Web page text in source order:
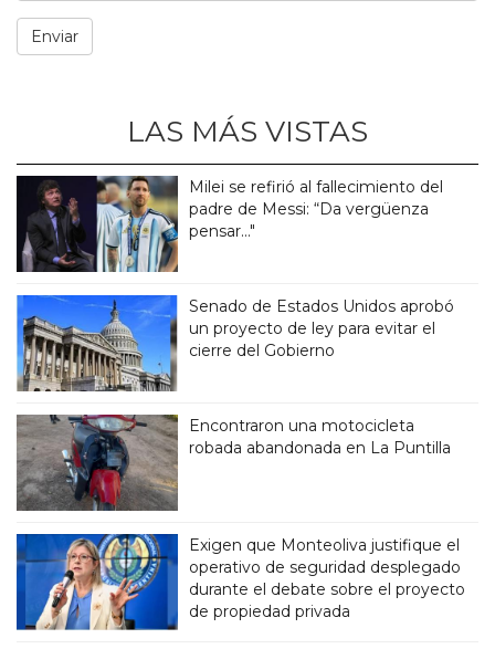
LAS MÁS VISTAS
Milei se refirió al fallecimiento del
padre de Messi: “Da vergüenza
pensar..."
Senado de Estados Unidos aprobó
un proyecto de ley para evitar el
cierre del Gobierno
Encontraron una motocicleta
robada abandonada en La Puntilla
Exigen que Monteoliva justifique el
operativo de seguridad desplegado
durante el debate sobre el proyecto
de propiedad privada